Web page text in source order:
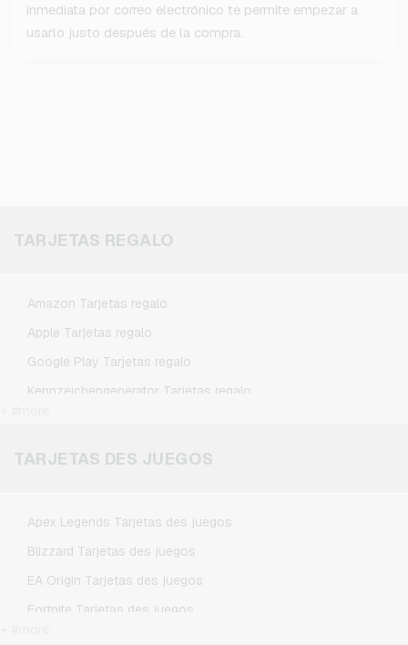
inmediata por correo electrónico te permite empezar a
usarlo justo después de la compra.
TARJETAS REGALO
Amazon Tarjetas regalo
Apple Tarjetas regalo
Google Play Tarjetas regalo
Kennzeichengenerator Tarjetas regalo
Netflix Tarjetas regalo
TARJETAS DES JUEGOS
Apex Legends Tarjetas des juegos
Blizzard Tarjetas des juegos
EA Origin Tarjetas des juegos
Fortnite Tarjetas des juegos